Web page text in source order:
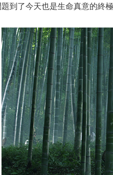
到了今天也是生命真意的終極